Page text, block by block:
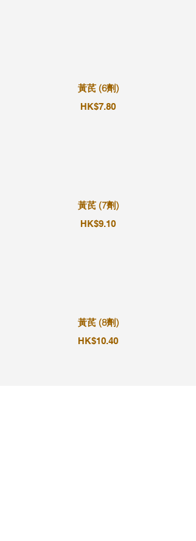
黃芪 (6劑)
HK$7.80
黃芪 (7劑)
HK$9.10
黃芪 (8劑)
HK$10.40